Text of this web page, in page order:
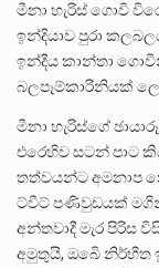
මීනා හැරිස් ගොවි
ඉන්දියාව පුරා
ඉන්දීය කාන්තා
බලපෑම්කාරිනියක්
මීනා හැරිස්ගේ
එරෙහිව සටන් පාට
තත්වයන්ට අමනාප
ට්වීට් පණිවුඩයක් මගින්
අන්තවාදී මැර පිරිස
අමුතුයි, ඔබෙි